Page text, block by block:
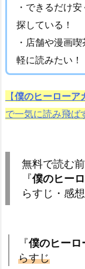
・できるだけ安
探している！
・店舗や漫画
軽に読みたい！
【僕のヒーローア
で一気に読み飛ば
無料で読む
『僕のヒー
らすじ・感
『僕のヒーロ
らすじ